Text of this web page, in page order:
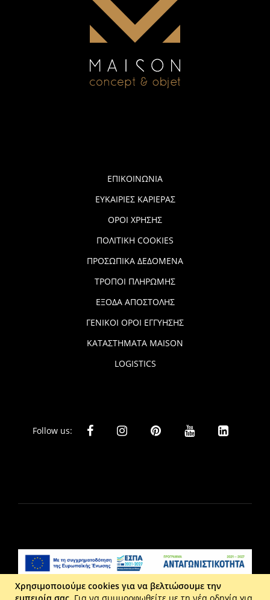
ΕΠΙΚΟΙΝΩΝΙΑ
ΕΥΚΑΙΡΙΕΣ ΚΑΡΙΕΡΑΣ
ΟΡΟΙ ΧΡΗΣΗΣ
ΠΟΛΙΤΙΚΗ COOKIES
ΠΡΟΣΩΠΙΚΑ ΔΕΔΟΜΕΝΑ
ΤΡΟΠΟΙ ΠΛΗΡΩΜΗΣ
ΕΞΟΔΑ ΑΠΟΣΤΟΛΗΣ
ΓΕΝΙΚΟΙ ΟΡΟΙ ΕΓΓΥΗΣΗΣ
ΚΑΤΑΣΤΗΜΑΤΑ MAISON
LOGISTICS
Follow us:
Χρησιμοποιούμε cookies για να βελτιώσουμε την